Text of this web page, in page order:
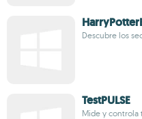
Descubre los
TestPULSE
Mide y controla